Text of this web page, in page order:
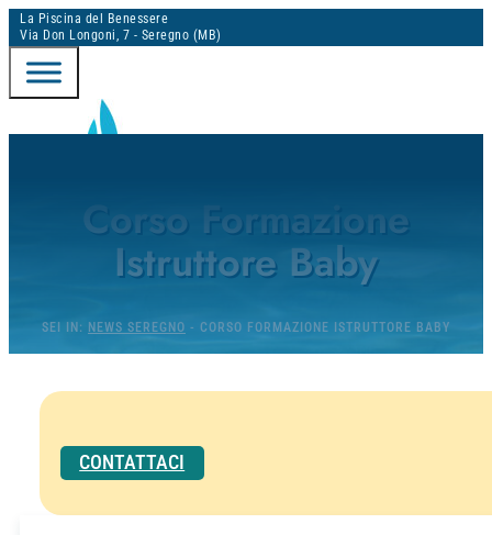
La Piscina del Benessere
Via Don Longoni, 7 - Seregno (MB)
Corso Formazione
Istruttore Baby
SEI IN: NEWS SEREGNO - CORSO FORMAZIONE ISTRUTTORE BABY
CONTATTACI